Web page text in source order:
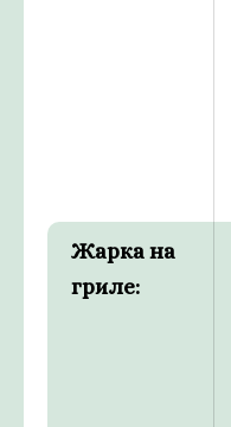
Жарка на
гриле: